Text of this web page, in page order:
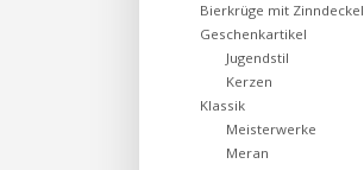
Bierkrüge mit Zinndeckel
Geschenkartikel
Jugendstil
Kerzen
Klassik
Meisterwerke
Meran